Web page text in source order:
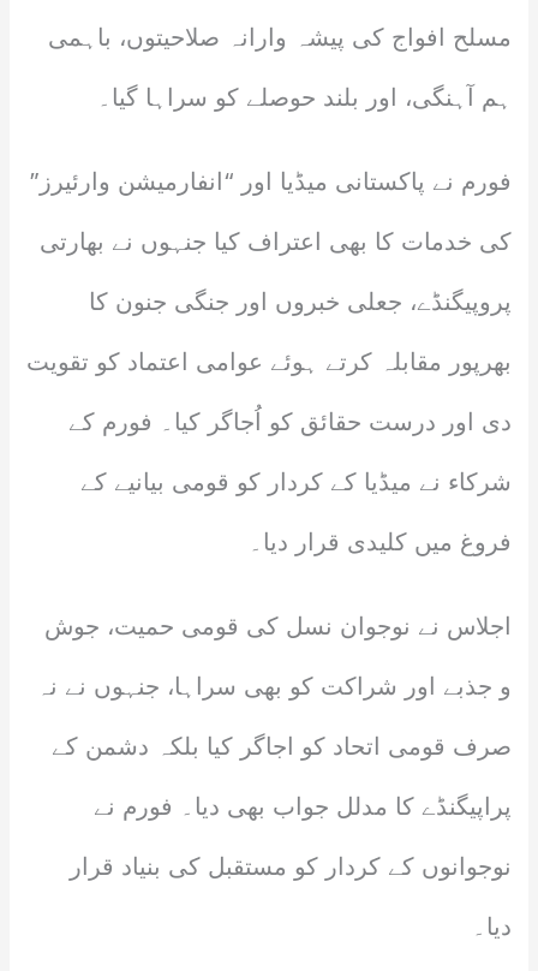
مسلح افواج کی پیشہ وارانہ صلاحیتوں، باہمی
ہم آہنگی، اور بلند حوصلے کو سراہا گیا۔
فورم نے پاکستانی میڈیا اور “انفارمیشن وارئیرز”
کی خدمات کا بھی اعتراف کیا جنہوں نے بھارتی
پروپیگنڈے، جعلی خبروں اور جنگی جنون کا
بھرپور مقابلہ کرتے ہوئے عوامی اعتماد کو تقویت
دی اور درست حقائق کو اُجاگر کیا۔ فورم کے
شرکاء نے میڈیا کے کردار کو قومی بیانیے کے
فروغ میں کلیدی قرار دیا۔
اجلاس نے نوجوان نسل کی قومی حمیت، جوش
و جذبے اور شراکت کو بھی سراہا، جنہوں نے نہ
صرف قومی اتحاد کو اجاگر کیا بلکہ دشمن کے
پراپیگنڈے کا مدلل جواب بھی دیا۔ فورم نے
نوجوانوں کے کردار کو مستقبل کی بنیاد قرار
دیا۔